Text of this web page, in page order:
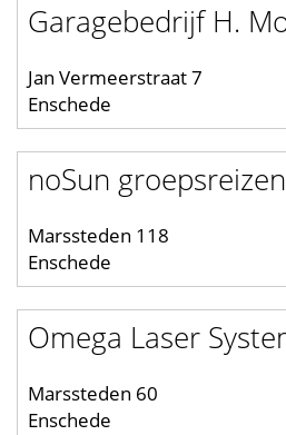
Garagebedrijf H.
Jan Vermeerstraat 7
Enschede
noSun groepsreizen
Marssteden 118
Enschede
Omega Laser
Marssteden 60
Enschede